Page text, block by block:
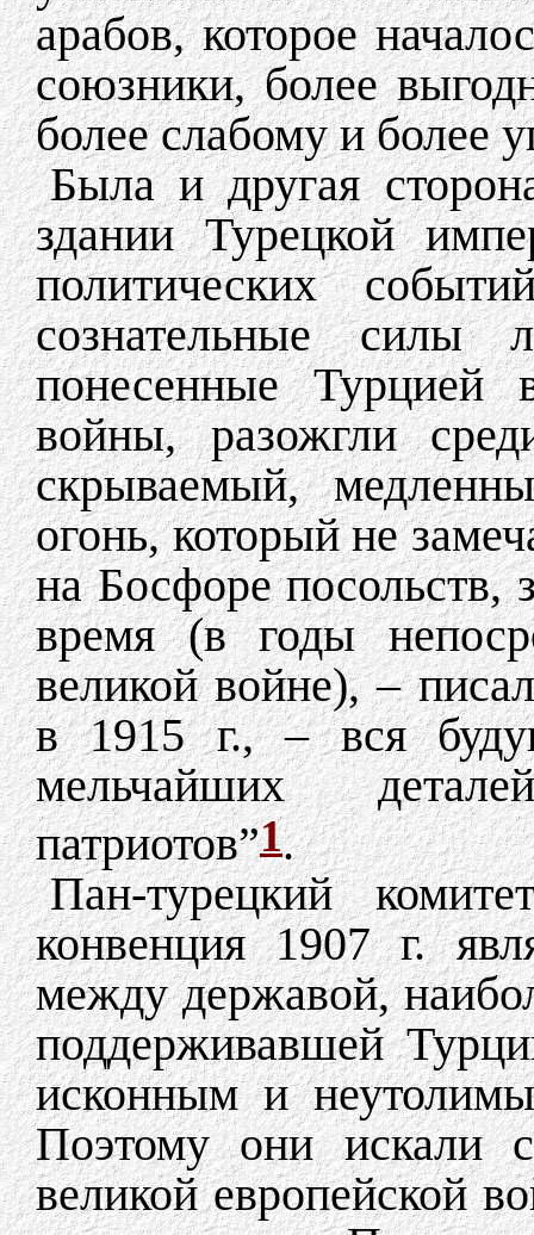
арабов, которое
союзники, более
более слабому и более
Была и другая
здании Турецкой
политических
сознательные
понесенные Турцией
войны, разожгли
скрываемый,
огонь, который не
на Босфоре посольств,
время (в годы
великой войне), –
в 1915 г., – вся
мельчайших
патриотов”1.
Пан-турецкий
конвенция 1907 г.
между державой,
поддерживавшей
исконным и
Поэтому они искали
великой европейской